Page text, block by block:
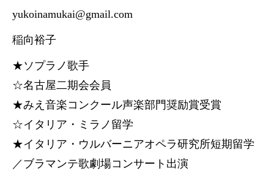
yukoinamukai@gmail.com
稲向裕子
★ソプラノ歌手
☆名古屋二期会会員
★みえ音楽コンクール声楽部門奨励賞受賞
☆イタリア・ミラノ留学
★イタリア・ウルバーニアオペラ研究所短期留学
／ブラマンテ歌劇場コンサート出演